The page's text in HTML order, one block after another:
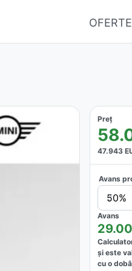
OFERTE
Preț
47.943
Avans
50%
Avans
și este
cu o